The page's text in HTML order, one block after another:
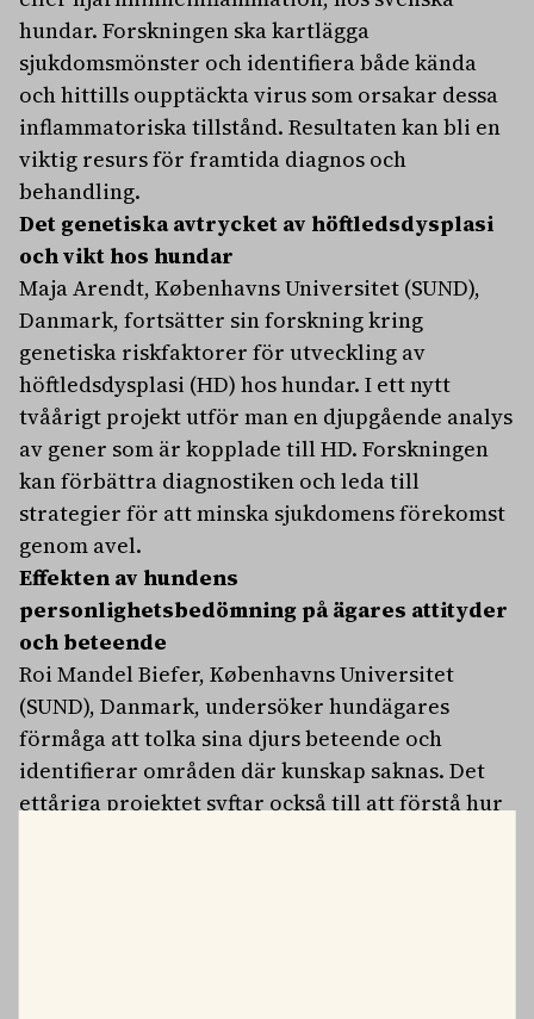
hundar. Forskningen ska kartlägga
sjukdomsmönster och identifiera både kända
och hittills oupptäckta virus som orsakar dessa
inflammatoriska tillstånd. Resultaten kan bli en
viktig resurs för framtida diagnos och
behandling.
Det genetiska avtrycket av höftledsdysplasi
och vikt hos hundar
Maja Arendt, Københavns Universitet (SUND),
Danmark, fortsätter sin forskning kring
genetiska riskfaktorer för utveckling av
höftledsdysplasi (HD) hos hundar. I ett nytt
tvåårigt projekt utför man en djupgående analys
av gener som är kopplade till HD. Forskningen
kan förbättra diagnostiken och leda till
strategier för att minska sjukdomens förekomst
genom avel.
Effekten av hundens
personlighetsbedömning på ägares attityder
och beteende
Roi Mandel Biefer, Københavns Universitet
(SUND), Danmark, undersöker hundägares
förmåga att tolka sina djurs beteende och
identifierar områden där kunskap saknas. Det
ettåriga projektet syftar också till att förstå hur